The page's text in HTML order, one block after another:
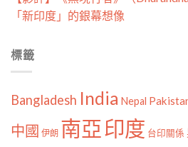
「新印度」的銀幕想像
標籤
Bangladesh India Nepal
中國 伊朗 南亞印度 台印關係